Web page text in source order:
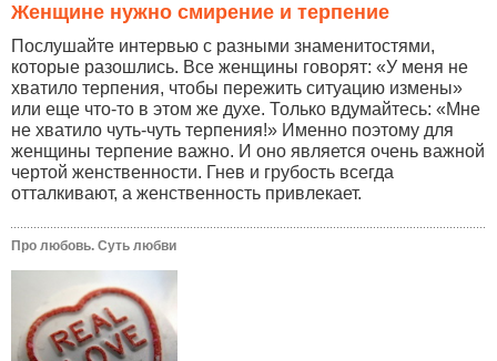
Женщине нужно смирение и терпение
Послушайте интервью с разными знаменитостями,
которые разошлись. Все женщины говорят: «У меня не
хватило терпения, чтобы пережить ситуацию измены»
или еще что-то в этом же духе. Только вдумайтесь: «Мне
не хватило чуть-чуть терпения!» Именно поэтому для
женщины терпение важно. И оно является очень важной
чертой женственности. Гнев и грубость всегда
отталкивают, а женственность привлекает.
Про любовь. Суть любви